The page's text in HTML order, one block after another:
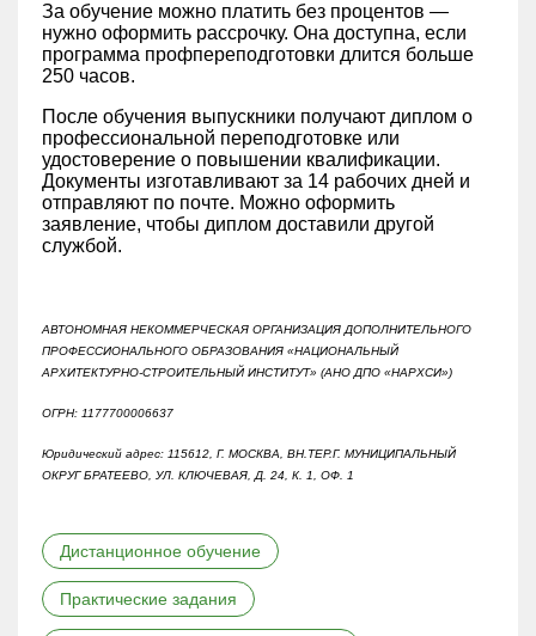
Дистанционное обучение
Практические задания
За обучение можно платить без процентов —
нужно оформить рассрочку. Она доступна, если
программа профпереподготовки длится больше
250 часов.
После обучения выпускники получают диплом о
профессиональной переподготовке или
удостоверение о повышении квалификации.
Документы изготавливают за 14 рабочих дней и
отправляют по почте. Можно оформить
заявление, чтобы диплом доставили другой
службой.
АВТОНОМНАЯ НЕКОММЕРЧЕСКАЯ ОРГАНИЗАЦИЯ ДОПОЛНИТЕЛЬНОГО
ПРОФЕССИОНАЛЬНОГО ОБРАЗОВАНИЯ «НАЦИОНАЛЬНЫЙ
АРХИТЕКТУРНО-СТРОИТЕЛЬНЫЙ ИНСТИТУТ» (АНО ДПО «НАРХСИ»)
ОГРН: 1177700006637
Юридический адрес: 115612, Г. МОСКВА, ВН.ТЕР.Г. МУНИЦИПАЛЬНЫЙ
ОКРУГ БРАТЕЕВО, УЛ. КЛЮЧЕВАЯ, Д. 24, К. 1, ОФ. 1